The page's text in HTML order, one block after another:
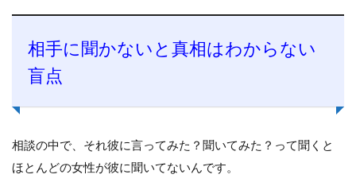
相手に聞かないと真相はわからない
盲点
相談の中で、それ彼に言ってみた？聞いてみた？って聞くと
ほとんどの女性が彼に聞いてないんです。